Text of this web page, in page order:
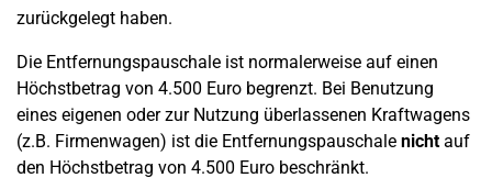
zurückgelegt haben.
Die Entfernungspauschale ist normalerweise auf einen
Höchstbetrag von 4.500 Euro begrenzt. Bei Benutzung
eines eigenen oder zur Nutzung überlassenen Kraftwagens
(z.B. Firmenwagen) ist die Entfernungspauschale nichtauf
den Höchstbetrag von 4.500 Euro beschränkt.